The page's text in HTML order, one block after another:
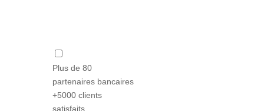
Plus de 80
partenaires bancaires
+5000 clients
satisfaits